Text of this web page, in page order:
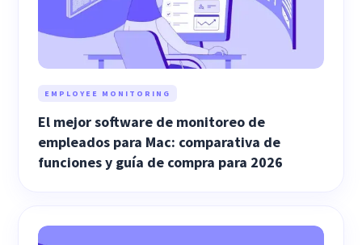
EMPLOYEE MONITORING
El mejor software de monitoreo de
empleados para Mac: comparativa de
funciones y guía de compra para 2026